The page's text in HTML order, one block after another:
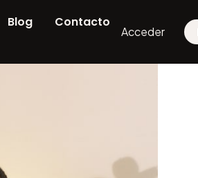
Blog Contacto
Acceder